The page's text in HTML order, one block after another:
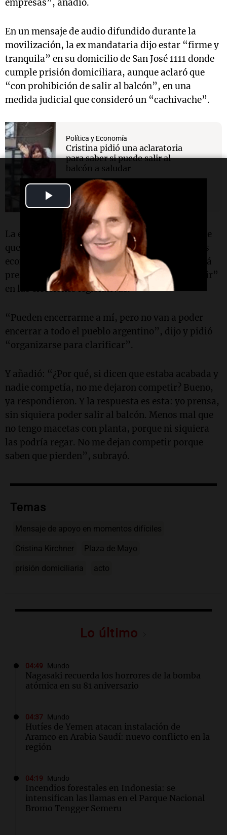
Play
Video
empresas”, añadió.
En un mensaje de audio difundido durante la
movilización, la ex mandataria dijo estar “firme y
tranquila” en su domicilio de San José 1111 donde
cumple prisión domiciliara, aunque aclaró que
“con prohibición de salir al balcón”, en una
medida judicial que consideró un “cachivache”.
Política y Economía
Cristina pidió una aclaratoria
para saber si puede salir al
balcón a saludar
La exmandataria advirtió que “este modelo sabe
que se cae” porque es “insostenible en términos
económicos” y señaló que, por ese motivo, “está
presa” en su domicilio y “no la dejaron competir”
en las elecciones legislativas.
“Pueden encerrarme a mí, pero no van a poder
encerrar a todo el pueblo argentino”, dijo y pidió
“organizarse para clarificar”.
Y añadió: “¿Por qué, si dicen que estaba acabada y
nadie competía, no me dejaron competir? Bueno,
ya respondieron. Y la respuesta es esta: yo prensa,
sin siquiera poder salir al balcón. Menos mal que
no tengo macetas con planta, porque ni siquiera
las podría regar. No me dejan competir porque
saben que pierden”, subrayó.
Temas
Mensaje de apoyo en momentos difíciles
Cristina Kirchner Plaza de Mayo
prisión domiciliaria acto
Lo último
04:49 Mundo
Nagasaki recuerda los horrores de la bomba
atómica en su 81 aniversario
04:37 Mundo
Hutíes de Yemen atacan instalación de
Aramco en Arabia Saudí: nuevo conflicto en la
región
04:19 Mundo
Incendios forestales en Indonesia: se
intensifican las llamas en el Parque Nacional
Bromo Tengger Semeru